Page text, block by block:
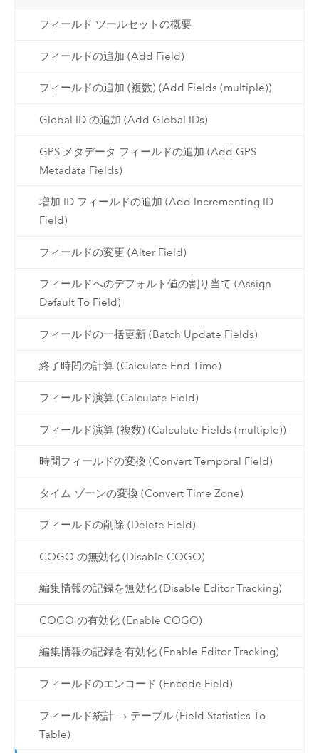
フィールド ツールセットの概要
フィールドの追加 (Add Field)
フィールドの追加 (複数) (Add Fields (multiple))
Global ID の追加 (Add Global IDs)
GPS メタデータ フィールドの追加 (Add GPS
Metadata Fields)
増加 ID フィールドの追加 (Add Incrementing ID
Field)
フィールドの変更 (Alter Field)
フィールドへのデフォルト値の割り当て (Assign
Default To Field)
フィールドの一括更新 (Batch Update Fields)
終了時間の計算 (Calculate End Time)
フィールド演算 (Calculate Field)
フィールド演算 (複数) (Calculate Fields (multiple))
時間フィールドの変換 (Convert Temporal Field)
タイム ゾーンの変換 (Convert Time Zone)
フィールドの削除 (Delete Field)
COGO の無効化 (Disable COGO)
編集情報の記録を無効化 (Disable Editor Tracking)
COGO の有効化 (Enable COGO)
編集情報の記録を有効化 (Enable Editor Tracking)
フィールドのエンコード (Encode Field)
フィールド統計 → テーブル (Field Statistics To
Table)